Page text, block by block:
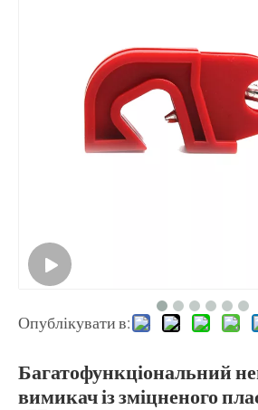
Опублікувати в:
Багатофункціональний
вимикач із зміцненого